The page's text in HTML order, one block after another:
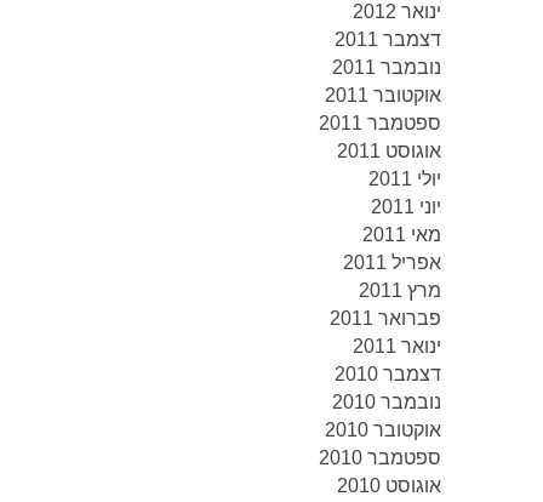
ינואר 2012
דצמבר 2011
נובמבר 2011
אוקטובר 2011
ספטמבר 2011
אוגוסט 2011
יולי 2011
יוני 2011
מאי 2011
אפריל 2011
מרץ 2011
פברואר 2011
ינואר 2011
דצמבר 2010
נובמבר 2010
אוקטובר 2010
ספטמבר 2010
אוגוסט 2010